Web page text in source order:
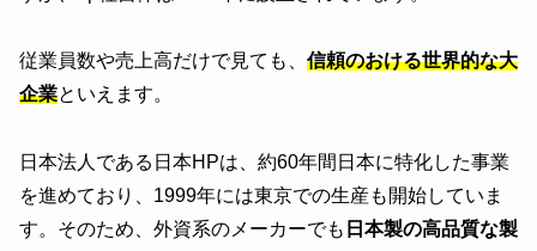
従業員数や売上高だけで見ても、 信頼のおける世界的な大
企業といえます。
日本法人である日本HPは、約60年間日本に特化した事業
を進めており、1999年には東京での生産も開始していま
す。そのため、外資系のメーカーでも 日本製の高品質な製